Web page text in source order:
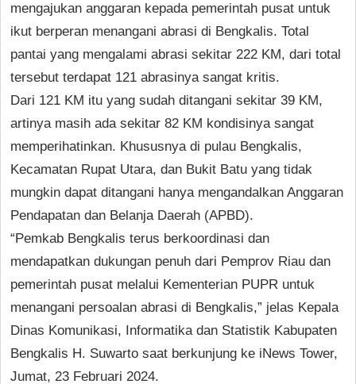
mengajukan anggaran kepada pemerintah pusat untuk
ikut berperan menangani abrasi di Bengkalis. Total
pantai yang mengalami abrasi sekitar 222 KM, dari total
tersebut terdapat 121 abrasinya sangat kritis.
Dari 121 KM itu yang sudah ditangani sekitar 39 KM,
artinya masih ada sekitar 82 KM kondisinya sangat
memperihatinkan. Khususnya di pulau Bengkalis,
Kecamatan Rupat Utara, dan Bukit Batu yang tidak
mungkin dapat ditangani hanya mengandalkan Anggaran
Pendapatan dan Belanja Daerah (APBD).
“Pemkab Bengkalis terus berkoordinasi dan
mendapatkan dukungan penuh dari Pemprov Riau dan
pemerintah pusat melalui Kementerian PUPR untuk
menangani persoalan abrasi di Bengkalis,” jelas Kepala
Dinas Komunikasi, Informatika dan Statistik Kabupaten
Bengkalis H. Suwarto saat berkunjung ke iNews Tower,
Jumat, 23 Februari 2024.